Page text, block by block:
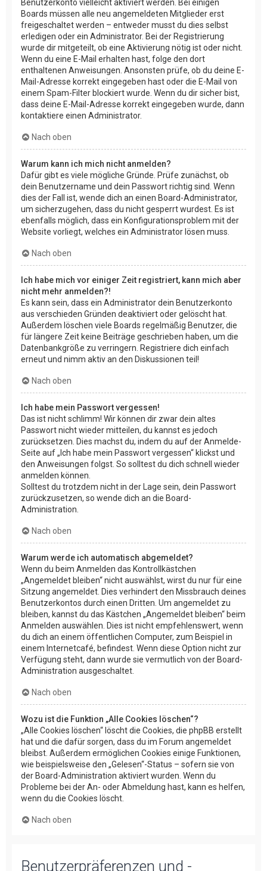
Benutzerkonto vielleicht aktiviert werden. Bei einigen
Boards müssen alle neu angemeldeten Mitglieder erst
freigeschaltet werden – entweder musst du dies selbst
erledigen oder ein Administrator. Bei der Registrierung
wurde dir mitgeteilt, ob eine Aktivierung nötig ist oder nicht.
Wenn du eine E-Mail erhalten hast, folge den dort
enthaltenen Anweisungen. Ansonsten prüfe, ob du deine E-
Mail-Adresse korrekt eingegeben hast oder die E-Mail von
einem Spam-Filter blockiert wurde. Wenn du dir sicher bist,
dass deine E-Mail-Adresse korrekt eingegeben wurde, dann
kontaktiere einen Administrator.
Nach oben
Warum kann ich mich nicht anmelden?
Dafür gibt es viele mögliche Gründe. Prüfe zunächst, ob
dein Benutzername und dein Passwort richtig sind. Wenn
dies der Fall ist, wende dich an einen Board-Administrator,
um sicherzugehen, dass du nicht gesperrt wurdest. Es ist
ebenfalls möglich, dass ein Konfigurationsproblem mit der
Website vorliegt, welches ein Administrator lösen muss.
Nach oben
Ich habe mich vor einiger Zeit registriert, kann mich aber
nicht mehr anmelden?!
Es kann sein, dass ein Administrator dein Benutzerkonto
aus verschieden Gründen deaktiviert oder gelöscht hat.
Außerdem löschen viele Boards regelmäßig Benutzer, die
für längere Zeit keine Beiträge geschrieben haben, um die
Datenbankgröße zu verringern. Registriere dich einfach
erneut und nimm aktiv an den Diskussionen teil!
Nach oben
Ich habe mein Passwort vergessen!
Das ist nicht schlimm! Wir können dir zwar dein altes
Passwort nicht wieder mitteilen, du kannst es jedoch
zurücksetzen. Dies machst du, indem du auf der Anmelde-
Seite auf „Ich habe mein Passwort vergessen“ klickst und
den Anweisungen folgst. So solltest du dich schnell wieder
anmelden können.
Solltest du trotzdem nicht in der Lage sein, dein Passwort
zurückzusetzen, so wende dich an die Board-
Administration.
Nach oben
Warum werde ich automatisch abgemeldet?
Wenn du beim Anmelden das Kontrollkästchen
„Angemeldet bleiben“ nicht auswählst, wirst du nur für eine
Sitzung angemeldet. Dies verhindert den Missbrauch deines
Benutzerkontos durch einen Dritten. Um angemeldet zu
bleiben, kannst du das Kästchen „Angemeldet bleiben“ beim
Anmelden auswählen. Dies ist nicht empfehlenswert, wenn
du dich an einem öffentlichen Computer, zum Beispiel in
einem Internetcafé, befindest. Wenn diese Option nicht zur
Verfügung steht, dann wurde sie vermutlich von der Board-
Administration ausgeschaltet.
Nach oben
Wozu ist die Funktion „Alle Cookies löschen“?
„Alle Cookies löschen“ löscht die Cookies, die phpBB erstellt
hat und die dafür sorgen, dass du im Forum angemeldet
bleibst. Außerdem ermöglichen Cookies einige Funktionen,
wie beispielsweise den „Gelesen“-Status – sofern sie von
der Board-Administration aktiviert wurden. Wenn du
Probleme bei der An- oder Abmeldung hast, kann es helfen,
wenn du die Cookies löscht.
Nach oben
Benutzerpräferenzen und -